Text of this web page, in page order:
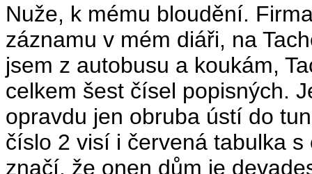
Nuže, k mému bloudění.
záznamu v mém diáři, na
jsem z autobusu a koukám,
celkem šest čísel popisných.
opravdu jen obruba ústí do
číslo 2 visí i červená tabulka
značí, že onen dům je